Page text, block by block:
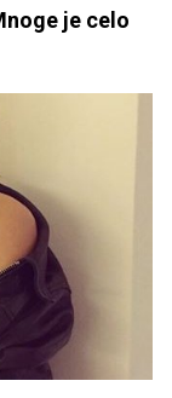
je celo